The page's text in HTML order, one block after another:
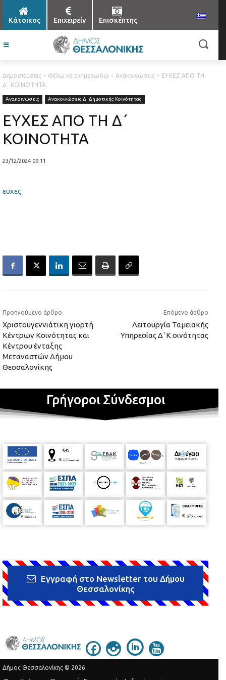
Κάτοικος Επιχειρείν Επισκέπτης
Δημοσιεύσεις Θέλω να ενημερωθώ Ανακοινώσεις
ΕΥΧΕΣ ΑΠΟ ΤΗ
Δ΄ ΚΟΙΝΟΤΗΤΑ
Ανακοινώσεις Ανακοινώσεις Δ' Δημοτικής Κοινότητας
ΕΥΧΕΣ ΑΠΟ ΤΗ Δ΄
ΚΟΙΝΟΤΗΤΑ
23/12/2024 09:11
ευχες
Προηγούμενο άρθρο
Χριστουγεννιάτικη γιορτή
Κέντρων Κοινότητας και
Κέντρου ένταξης
Μεταναστών Δήμου
Θεσσαλονίκης
Επόμενο άρθρο
Λειτουργία Ταμειακής
Υπηρεσίας Δ΄Κ οινότητας
Γρήγοροι Σύνδεσμοι
Εγγραφή στο Newsletter του Δήμου
Θεσσαλονίκης
Δήμος Θεσσαλονίκης © 2026